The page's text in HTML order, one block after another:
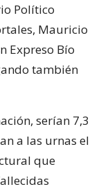
Político
Mauricio
Expreso Bío
también
serían 7,3
a las urnas el
que